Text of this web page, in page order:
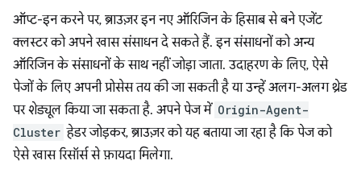
ऑप्ट-इन करने पर, ब्राउज़र इन नए ऑरिजिन के हिसाब से बने एजेंट
क्लस्टर को अपने खास संसाधन दे सकते हैं. इन संसाधनों को अन्य
ऑरिजिन के संसाधनों के साथ नहीं जोड़ा जाता. उदाहरण के लिए, ऐसे
पेजों के लिए अपनी प्रोसेस तय की जा सकती है या उन्हें अलग-अलग थ्रेड
पर शेड्यूल किया जा सकता है. अपने पेज में Origin-Agent-
Cluster हेडर जोड़कर, ब्राउज़र को यह बताया जा रहा है कि पेज को
ऐसे खास रिसॉर्स से फ़ायदा मिलेगा.